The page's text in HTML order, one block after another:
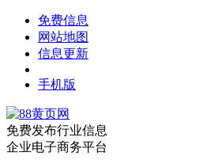
免费信息
网站地图
信息更新
手机版
免费发布行业信息
企业电子商务平台